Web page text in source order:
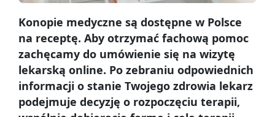
Konopie medyczne są dostępne w Polsce
na receptę. Aby otrzymać fachową pomoc
zachęcamy do umówienie się na wizytę
lekarską online. Po zebraniu odpowiednich
informacji o stanie Twojego zdrowia lekarz
podejmuje decyzję o rozpoczęciu terapii,